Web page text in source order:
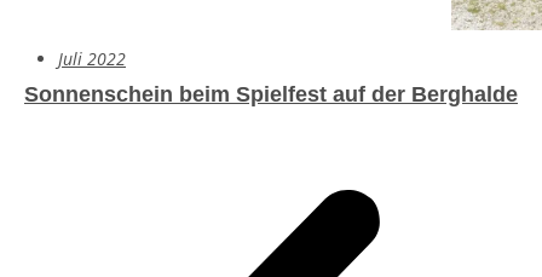
Juli 2022
Sonnenschein beim Spielfest auf der Berghalde